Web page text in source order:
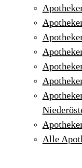
Alle